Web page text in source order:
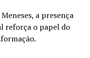
a presença
reforça o papel do